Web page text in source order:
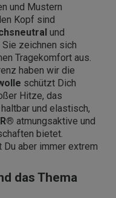
und Mustern
Kopf sind
und
. Sie zeichnen sich
Tragekomfort aus.
haben wir die
schützt Dich
Hitze, das
und elastisch,
atmungsaktive und
bietet.
Du aber immer extrem
das Thema